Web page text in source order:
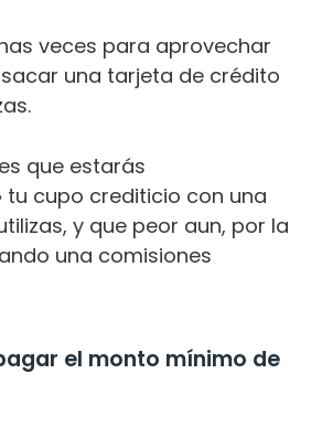
veces para aprovechar
una tarjeta de crédito
que estarás
tu cupo crediticio con una
y que peor aun, por la
una comisiones
el monto mínimo de